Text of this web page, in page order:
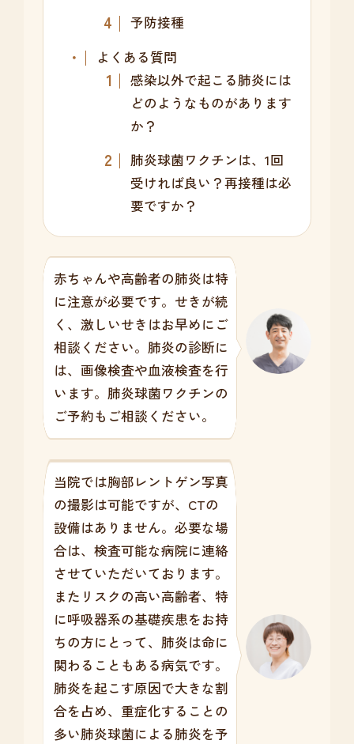
予防接種
よくある質問
感染以外で起こる肺炎には
どのようなものがあります
か？
肺炎球菌ワクチンは、1回
受ければ良い？再接種は必
要ですか？
赤ちゃんや高齢者の肺炎は特
に注意が必要です。せきが続
く、激しいせきはお早めにご
相談ください。肺炎の診断に
は、画像検査や血液検査を行
います。肺炎球菌ワクチンの
ご予約もご相談ください。
当院では胸部レントゲン写真
の撮影は可能ですが、CTの
設備はありません。必要な場
合は、検査可能な病院に連絡
させていただいております。
またリスクの高い高齢者、特
に呼吸器系の基礎疾患をお持
ちの方にとって、肺炎は命に
関わることもある病気です。
肺炎を起こす原因で大きな割
合を占め、重症化することの
多い肺炎球菌による肺炎を予